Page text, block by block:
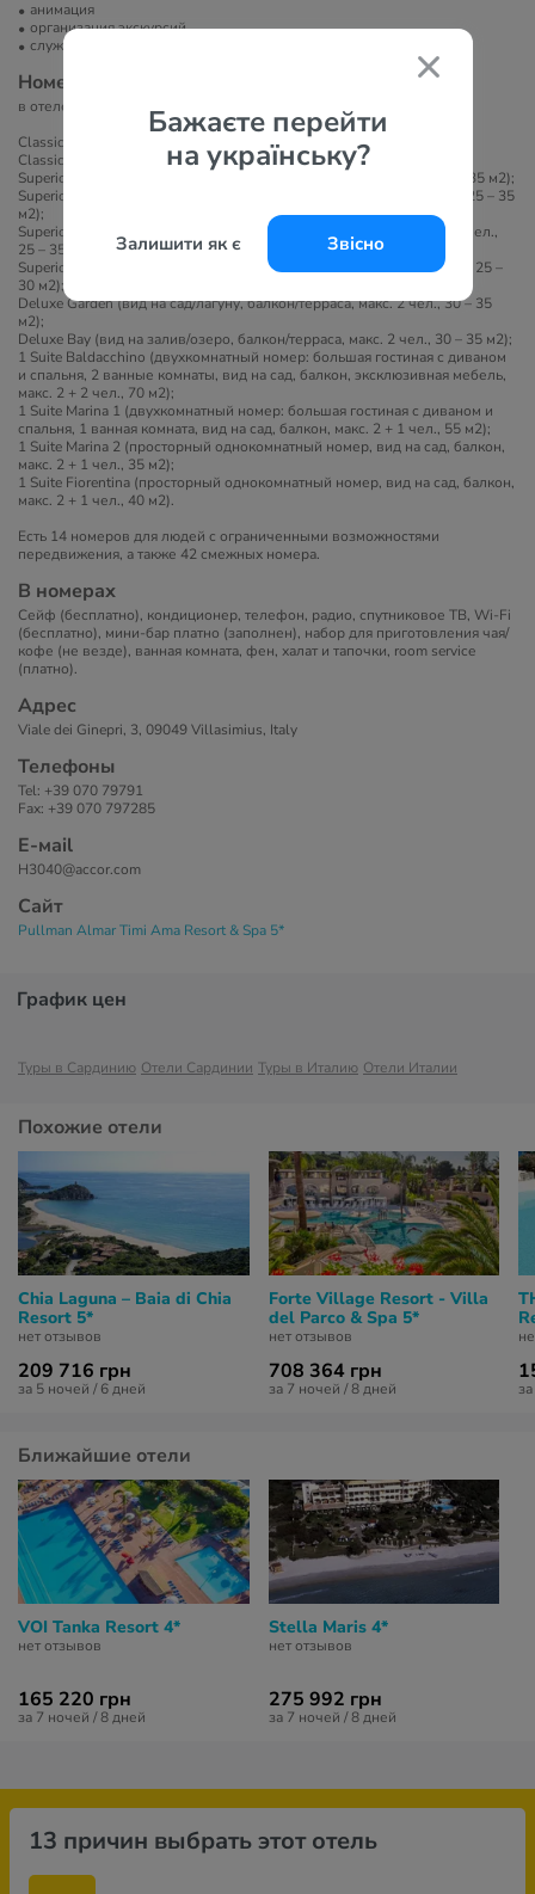
Бажаєте перейти
на українську?
Залишити як є Звісно
анимация
организация экскурсий
служба организации торжеств
Номера
в отеле 275 номеров:
Classic Garden (вид на сад/горы, балкон, макс. 2 чел., 20 – 25 м2);
Classic Bay (вид на залив/озеро, балкон, макс. 2 чел., 20 – 25 м2);
Superior Garden (вид на парк, балкон/терраса, макс. 2 + 2 чел., 25 – 35 м2);
Superior Bay (вид на залив/озеро, балкон/терраса, макс. 2 + 2 чел., 25 – 35
м2);
Superior Executive Garden (вид на парк, балкон/терраса, макс. 2 + 2 чел.,
25 – 35 м2);
Superior Executive Bay (вид на залив/озеро, балкон, макс. 2 + 2 чел., 25 –
30 м2);
Deluxe Garden (вид на сад/лагуну, балкон/терраса, макс. 2 чел., 30 – 35
м2);
Deluxe Bay (вид на залив/озеро, балкон/терраса, макс. 2 чел., 30 – 35 м2);
1 Suite Baldacchino (двухкомнатный номер: большая гостиная с диваном
и спальня, 2 ванные комнаты, вид на сад, балкон, эксклюзивная мебель,
макс. 2 + 2 чел., 70 м2);
1 Suite Marina 1 (двухкомнатный номер: большая гостиная с диваном и
спальня, 1 ванная комната, вид на сад, балкон, макс. 2 + 1 чел., 55 м2);
1 Suite Marina 2 (просторный однокомнатный номер, вид на сад, балкон,
макс. 2 + 1 чел., 35 м2);
1 Suite Fiorentina (просторный однокомнатный номер, вид на сад, балкон,
макс. 2 + 1 чел., 40 м2).
Есть 14 номеров для людей с ограниченными возможностями
передвижения, а также 42 смежных номера.
В номерах
Сейф (бесплатно), кондиционер, телефон, радио, спутниковое ТВ, Wi-Fi
(бесплатно), мини-бар платно (заполнен), набор для приготовления чая/
кофе (не везде), ванная комната, фен, халат и тапочки, room service
(платно).
Адрес
Viale dei Ginepri, 3, 09049 Villasimius, Italy
Телефоны
Tel: +39 070 79791
Fax: +39 070 797285
Е-маil
H3040@accor.com
Сайт
Pullman Almar Timi Ama Resort & Spa 5*
График цен
Туры в Сардинию Отели Сардинии Туры в Италию Отели Италии
Похожие отели
Chia Laguna – Baia di Chia
Resort 5*
нет отзывов
209 716 грн
за 5 ночей / 6 дней
Forte Village Resort - Villa
del Parco & Spa 5*
нет отзывов
708 364 грн
за 7 ночей / 8 дней
Ближайшие отели
VOI Tanka Resort 4*
нет отзывов
165 220 грн
за 7 ночей / 8 дней
Stella Maris 4*
нет отзывов
275 992 грн
за 7 ночей / 8 дней
13 причин выбрать этот отель